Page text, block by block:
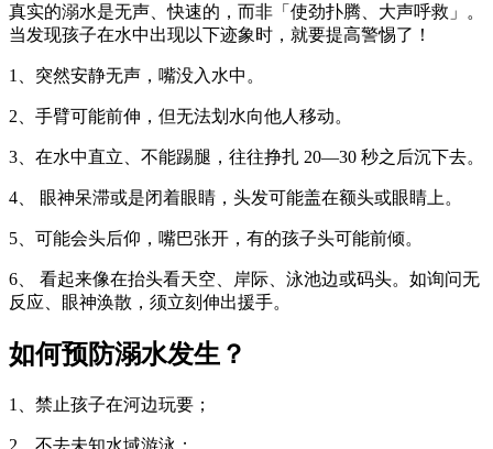
真实的溺水是无声、快速的，而非「使劲扑腾、大声呼救」。
当发现孩子在水中出现以下迹象时，就要提高警惕了！
1、突然安静无声，嘴没入水中。
2、手臂可能前伸，但无法划水向他人移动。
3、在水中直立、不能踢腿，往往挣扎 20—30 秒之后沉下去。
4、 眼神呆滞或是闭着眼睛，头发可能盖在额头或眼睛上。
5、可能会头后仰，嘴巴张开，有的孩子头可能前倾。
6、 看起来像在抬头看天空、岸际、泳池边或码头。如询问无
反应、眼神涣散，须立刻伸出援手。
如何预防溺水发生？
1、禁止孩子在河边玩要；
2、不去未知水域游泳；